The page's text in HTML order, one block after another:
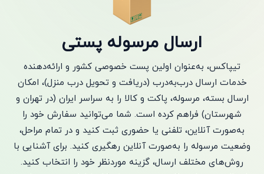
ارسال مرسوله پستی
تیپاکس، به‌عنوان اولین پست خصوصی کشور و ارائه‌دهنده
خدمات ارسال درب‌به‌درب (دریافت و تحویل درب منزل)، امکان
ارسال بسته، مرسوله، پاکت و کالا را به سراسر ایران (در تهران و
شهرستان) فراهم کرده است. شما می‌توانید سفارش خود را
به‌صورت آنلاین، تلفنی یا حضوری ثبت کنید و در تمام مراحل،
وضعیت مرسوله را به‌صورت آنلاین رهگیری کنید. برای آشنایی با
روش‌های مختلف ارسال، گزینه موردنظر خود را انتخاب کنید.